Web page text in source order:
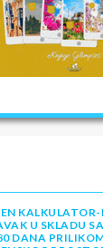
U SKLADU
DANA